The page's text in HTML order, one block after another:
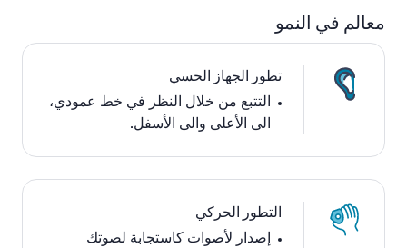
معالم في النمو
تطور الجهاز الحسي
التتبع من خلال النظر في خط عمودي،
الى الأعلى والى الأسفل.
التطور الحركي
إصدار لأصوات كاستجابة لصوتك